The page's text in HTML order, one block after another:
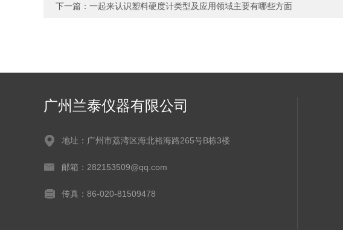
下一篇： 一起来认识塑料硬度计类型及应用领域主要有哪些方面
广州兰泰仪器有限公司
地址：广州市荔湾区海北裕海路265号B栋3楼
邮箱：282153509@qq.com
传真：86-020-81509478